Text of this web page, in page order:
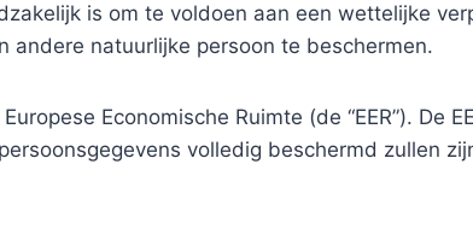
is om te voldoen aan een wettelijke
natuurlijke persoon te beschermen.
Economische Ruimte (de “EER”). De
volledig beschermd zullen